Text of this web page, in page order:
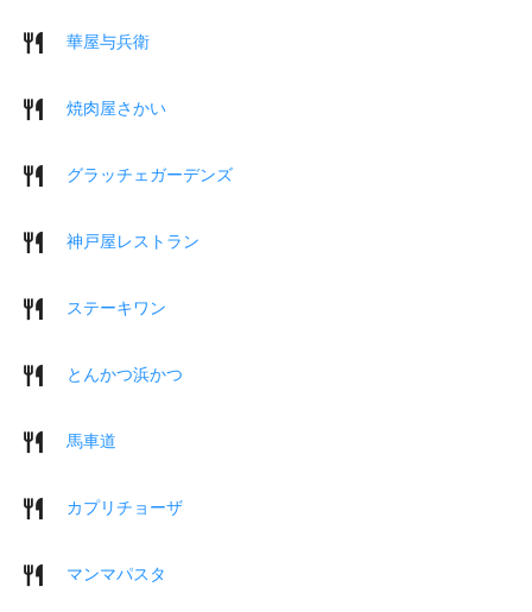
華屋与兵衛
焼肉屋さかい
グラッチェガーデンズ
神戸屋レストラン
ステーキワン
とんかつ浜かつ
馬車道
カプリチョーザ
マンマパスタ